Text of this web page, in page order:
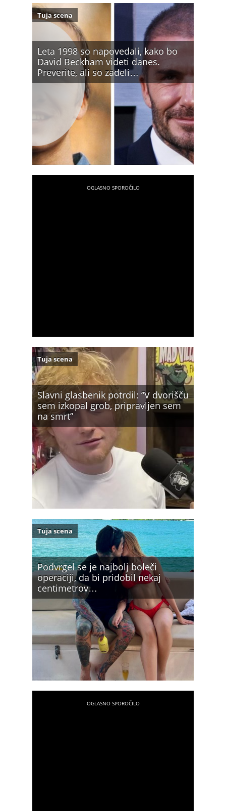
Leta 1998 so napovedali, kako bo
David Beckham videti danes.
Preverite, ali so zadeli…
Tuja scena
Slavni glasbenik potrdil: ”V dvorišču
sem izkopal grob, pripravljen sem
na smrt”
Tuja scena
Podvrgel se je najbolj boleči
operaciji, da bi pridobil nekaj
centimetrov…
Tuja scena